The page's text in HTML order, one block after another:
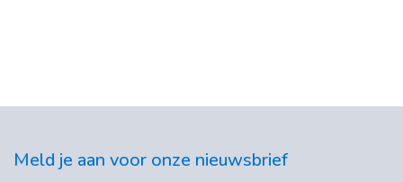
Meld je aan voor onze nieuwsbrief